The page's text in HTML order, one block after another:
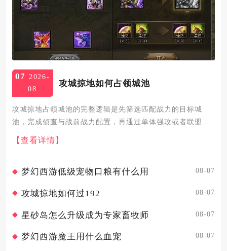
07 2026-
08
攻城掠地如何占领城池
攻城掠地占领城池的完整逻辑是先筛选匹配战力的目标城
池，完成侦查与战前战力配置，再通过单体强攻或者联盟合
围击溃城内守军，最后完成城池驻守与防御搭建即可正式掌
控城池，整套流程分为目标筛选、战前筹备、实战破城、战
【查看详情】
梦幻西游低级宠物口粮有什么用 08-07
攻城掠地如何过192 08-07
星砂岛怎么升级成为专家畜牧师 08-07
梦幻西游魔王用什么血宠 08-07